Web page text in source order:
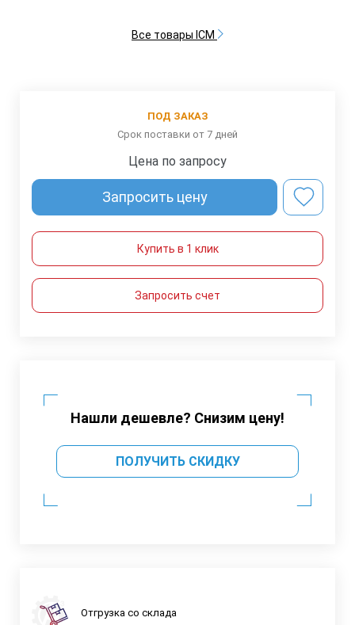
Все товары ICM
ПОД ЗАКАЗ
Срок поставки от 7 дней
Цена по запросу
Запросить цену
Купить в 1 клик
Запросить счет
Нашли дешевле? Снизим цену!
ПОЛУЧИТЬ СКИДКУ
Отгрузка со склада